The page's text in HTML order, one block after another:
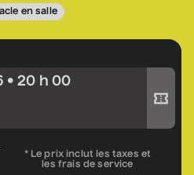
de cordes
musicales
de la Maison des Arts
ce qui brille
en salle
• 20 h 00
* Le prix inclut les taxes et
les frais de service